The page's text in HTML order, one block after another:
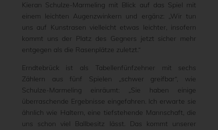
Kieran Schulze-Marmeling mit Blick auf das Spiel mit
einem leichten Augenzwinkern und ergänz: „Wir tun
uns auf Kunstrasen vielleicht etwas leichter, insofern
kommt uns der Platz des Gegners jetzt sicher mehr
entgegen als die Rasenplätze zuletzt.“
Erndtebrück ist als Tabellenfünfzehner mit sechs
Zählern aus fünf Spielen „schwer greifbar“, wie
Schulze-Marmeling einräumt: „Sie haben einige
überraschende Ergebnisse eingefahren. Ich erwarte sie
ähnlich wie Haltern, eine tiefstehende Mannschaft, die
uns schon viel Ballbesitz lässt. Das kommt unserer